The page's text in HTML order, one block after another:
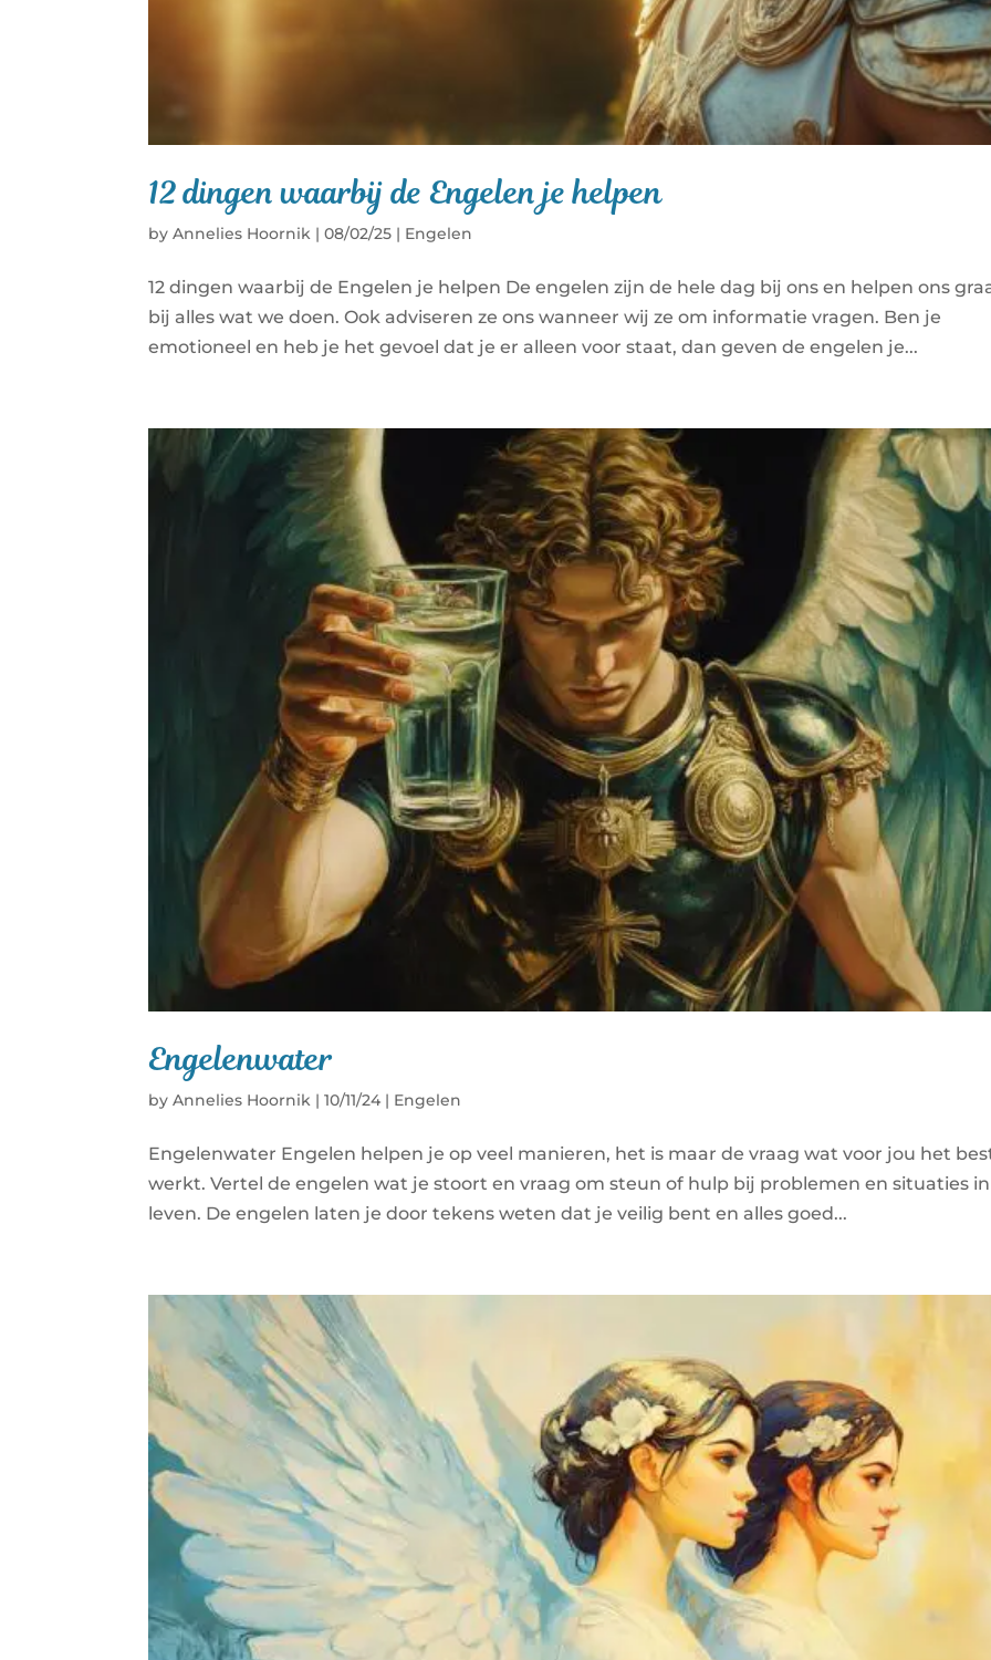
12 dingen waarbij de Engelen je helpen
byAnnelies Hoornik |08/02/25 | Engelen
12 dingen waarbij de Engelen je helpen De engelen zijn de hele dag bij ons en helpen ons
bij alles wat we doen. Ook adviseren ze ons wanneer wij ze om informatie vragen. Ben je
emotioneel en heb je het gevoel dat je er alleen voor staat, dan geven de engelen je...
Engelenwater
byAnnelies Hoornik |10/11/24 | Engelen
Engelenwater Engelen helpen je op veel manieren, het is maar de vraag wat voor jou het
werkt. Vertel de engelen wat je stoort en vraag om steun of hulp bij problemen en situaties
leven. De engelen laten je door tekens weten dat je veilig bent en alles goed...